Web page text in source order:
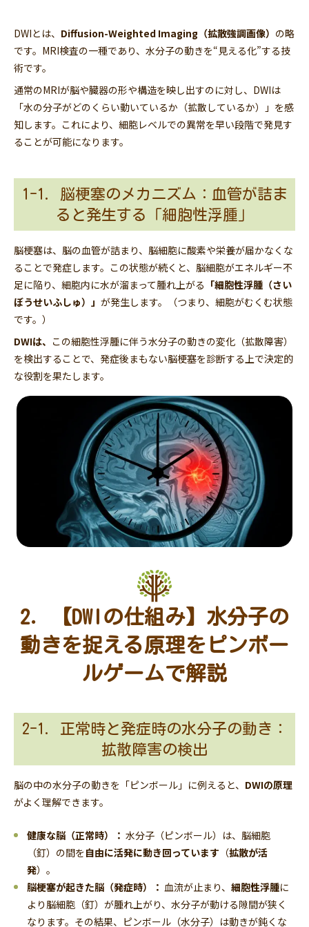
DWIとは、 Diffusion-Weighted Imaging（拡散強調画像） の略
です。MRI検査の一種であり、水分子の動きを“見える化”する技
術です。
通常のMRIが脳や臓器の形や構造を映し出すのに対し、DWIは
「水の分子がどのくらい動いているか（拡散しているか）」を感
知します。これにより、細胞レベルでの異常を早い段階で発見す
ることが可能になります。
1-1. 脳梗塞のメカニズム：血管が詰ま
ると発生する「細胞性浮腫」
脳梗塞は、脳の血管が詰まり、脳細胞に酸素や栄養が届かなくな
ることで発症します。この状態が続くと、脳細胞がエネルギー不
足に陥り、細胞内に水が溜まって腫れ上がる 「細胞性浮腫（さい
ぼうせいふしゅ）」 が発生します。（つまり、細胞がむくむ状態
です。）
DWIは、 この細胞性浮腫に伴う水分子の動きの変化（拡散障害）
を検出することで、発症後まもない脳梗塞を診断する上で決定的
な役割を果たします。
2. 【DWIの仕組み】水分子の
動きを捉える原理をピンボー
ルゲームで解説
2-1. 正常時と発症時の水分子の動き：
拡散障害の検出
脳の中の水分子の動きを「ピンボール」に例えると、 DWIの原理
がよく理解できます。
健康な脳（正常時）： 水分子（ピンボール）は、脳細胞
（釘）の間を自由に活発に動き回っています （拡散が活
発）。
脳梗塞が起きた脳（発症時）： 血流が止まり、 細胞性浮腫に
より脳細胞（釘）が腫れ上がり、水分子が動ける隙間が狭く
なります。その結果、ピンボール（水分子）は動きが鈍くな